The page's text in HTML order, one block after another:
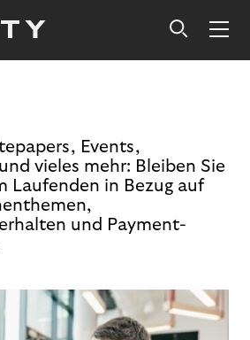
Events,
vieles mehr: Bleiben Sie
Laufenden in Bezug auf
und Payment-